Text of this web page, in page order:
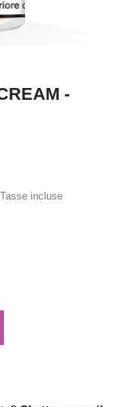
-
Tasse incluse